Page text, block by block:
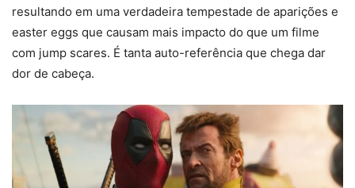
resultando em uma verdadeira tempestade de aparições e
easter eggs que causam mais impacto do que um filme
com jump scares. É tanta auto-referência que chega dar
dor de cabeça.